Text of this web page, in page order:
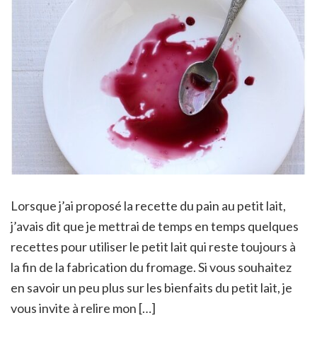
Lorsque j’ai proposé la recette du pain au petit lait,
j’avais dit que je mettrai de temps en temps quelques
recettes pour utiliser le petit lait qui reste toujours à
la fin de la fabrication du fromage. Si vous souhaitez
en savoir un peu plus sur les bienfaits du petit lait, je
vous invite à relire mon […]